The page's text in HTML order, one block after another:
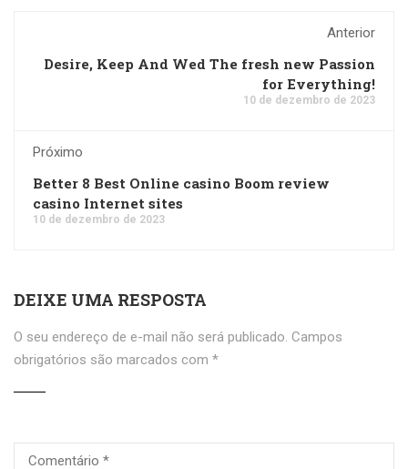
Anterior
Desire, Keep And Wed The fresh new Passion
for Everything!
10 de dezembro de 2023
Próximo
Better 8 Best Online casino Boom review
casino Internet sites
10 de dezembro de 2023
DEIXE UMA RESPOSTA
O seu endereço de e-mail não será publicado. Campos
obrigatórios são marcados com *